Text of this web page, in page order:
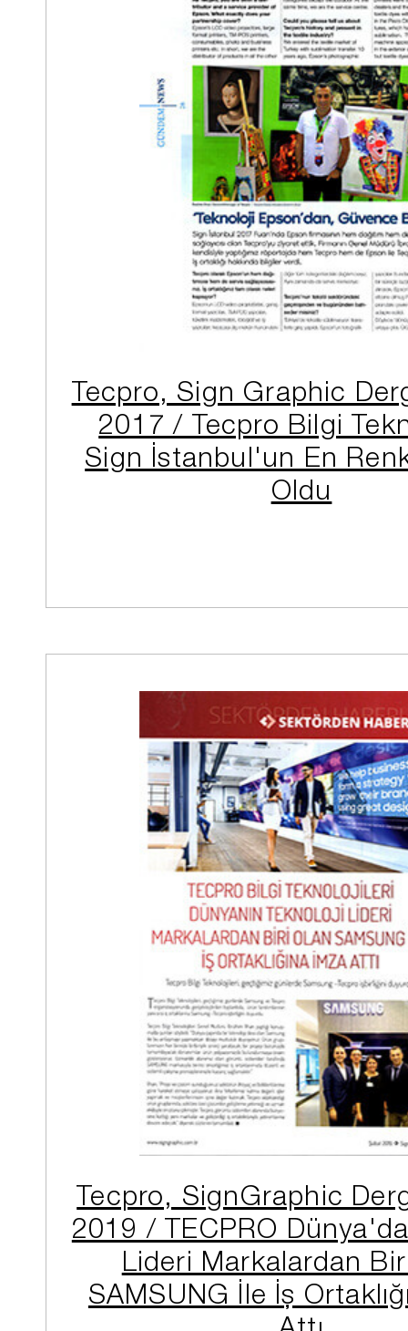
Tecpro, Sign Graphic
2017 / Tecpro Bilgi
Sign İstanbul'un En
Oldu
Tecpro, SignGraphic
2019 / TECPRO
Lideri Markalardan
SAMSUNG İle İş